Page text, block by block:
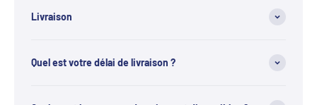
Livraison
Quel est votre délai de livraison ?